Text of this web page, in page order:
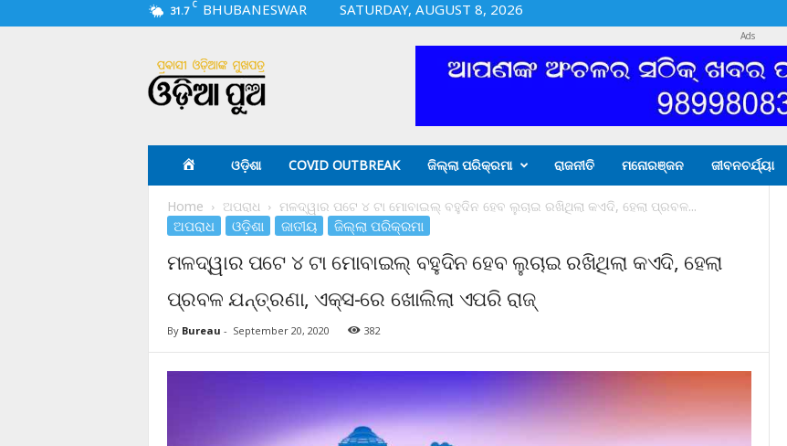
31.7 C BHUBANESWAR
SATURDAY, AUGUST 8, 2026
i
a
Ads
ଓଡ଼ିଶା COVID OUTBREAK ଜିଲ୍ଲା ପରିକ୍ରମା ରାଜନୀତି ମନୋରଞ୍ଜନ ଜୀବନଚର୍ଯ୍ୟା
Home ଅପରାଧ ମଳଦ୍ୱାର ପଟେ ୪ ଟା ମୋବାଇଲ୍ ବହୁଦିନ ହେବ ଲୁଚାଇ ରଖିଥିଲା କଏଦି, ହେଲା ପ୍ରବଳ...
ଅପରାଧ ଓଡ଼ିଶା ଜାତୀୟ ଜିଲ୍ଲା ପରିକ୍ରମା
ମଳଦ୍ୱାର ପଟେ ୪ ଟା ମୋବାଇଲ୍ ବହୁଦିନ ହେବ ଲୁଚାଇ ରଖିଥିଲା କଏଦି, ହେଲା
ପ୍ରବଳ ଯନ୍ତ୍ରଣା, ଏକ୍ସ-ରେ ଖୋଲିଲା ଏପରି ରାଜ୍
By Bureau - September 20, 2020 382